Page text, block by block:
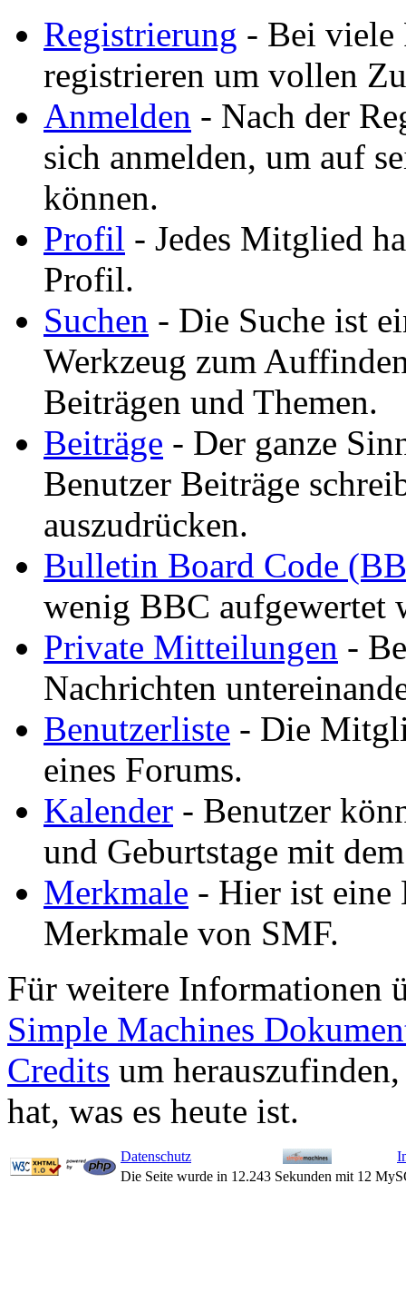
Registrierung - Bei viele
registrieren um vollen
Anmelden - Nach der
sich anmelden, um auf
können.
Profil - Jedes Mitglied
Profil.
Suchen - Die Suche ist
Werkzeug zum
Beiträgen und Themen.
Beiträge - Der ganze
Benutzer Beiträge
auszudrücken.
Bulletin Board Code
wenig BBC aufgewertet
Private Mitteilungen -
Nachrichten
Benutzerliste - Die
eines Forums.
Kalender - Benutzer
und Geburtstage mit
Merkmale - Hier ist eine
Merkmale von SMF.
Für weitere Informationen
Simple Machines
Credits um
hat, was es heute ist.
Datenschutz
Die Seite wurde in 12.243 Sekunden mit 12